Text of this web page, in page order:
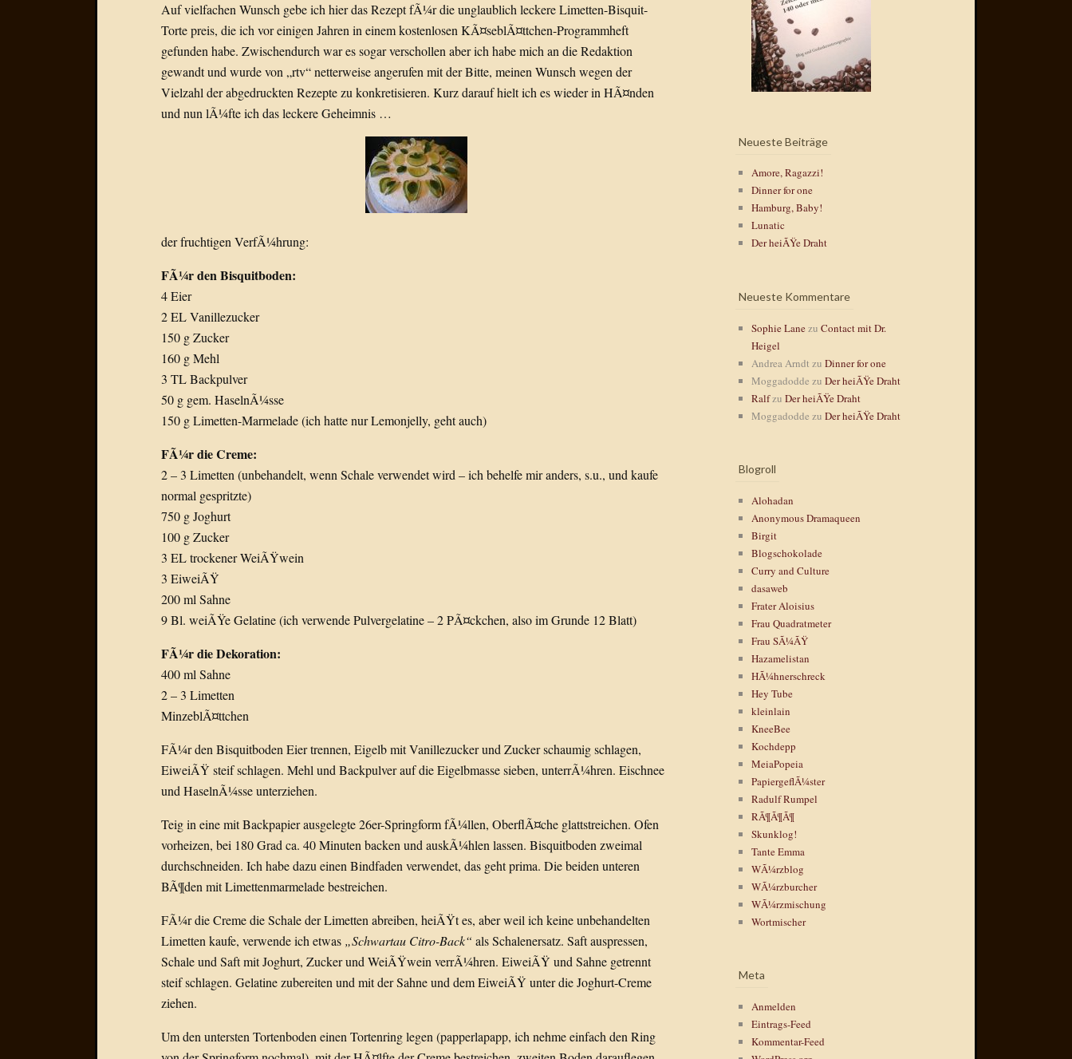
Auf vielfachen Wunsch gebe ich hier das Rezept fÃ¼r die unglaublich leckere Limetten-Bisquit-
Torte preis, die ich vor einigen Jahren in einem kostenlosen KÃ¤seblÃ¤ttchen-Programmheft
gefunden habe. Zwischendurch war es sogar verschollen aber ich habe mich an die Redaktion
gewandt und wurde von „rtv“ netterweise angerufen mit der Bitte, meinen Wunsch wegen der
Vielzahl der abgedruckten Rezepte zu konkretisieren. Kurz darauf hielt ich es wieder in HÃ¤nden
und nun lÃ¼fte ich das leckere Geheimnis …
der fruchtigen VerfÃ¼hrung:
FÃ¼r den Bisquitboden:
4 Eier
2 EL Vanillezucker
150 g Zucker
160 g Mehl
3 TL Backpulver
50 g gem. HaselnÃ¼sse
150 g Limetten-Marmelade (ich hatte nur Lemonjelly, geht auch)
FÃ¼r die Creme:
2 – 3 Limetten (unbehandelt, wenn Schale verwendet wird – ich behelfe mir anders, s.u., und kaufe
normal gespritzte)
750 g Joghurt
100 g Zucker
3 EL trockener WeiÃŸwein
3 EiweiÃŸ
200 ml Sahne
9 Bl. weiÃŸe Gelatine (ich verwende Pulvergelatine – 2 PÃ¤ckchen, also im Grunde 12 Blatt)
FÃ¼r die Dekoration:
400 ml Sahne
2 – 3 Limetten
MinzeblÃ¤ttchen
FÃ¼r den Bisquitboden Eier trennen, Eigelb mit Vanillezucker und Zucker schaumig schlagen,
EiweiÃŸ steif schlagen. Mehl und Backpulver auf die Eigelbmasse sieben, unterrÃ¼hren. Eischnee
und HaselnÃ¼sse unterziehen.
Teig in eine mit Backpapier ausgelegte 26er-Springform fÃ¼llen, OberflÃ¤che glattstreichen. Ofen
vorheizen, bei 180 Grad ca. 40 Minuten backen und auskÃ¼hlen lassen. Bisquitboden zweimal
durchschneiden. Ich habe dazu einen Bindfaden verwendet, das geht prima. Die beiden unteren
BÃ¶den mit Limettenmarmelade bestreichen.
FÃ¼r die Creme die Schale der Limetten abreiben, heiÃŸt es, aber weil ich keine unbehandelten
Limetten kaufe, verwende ich etwas „Schwartau Citro-Back“ als Schalenersatz. Saft auspressen,
Schale und Saft mit Joghurt, Zucker und WeiÃŸwein verrÃ¼hren. EiweiÃŸ und Sahne getrennt
steif schlagen. Gelatine zubereiten und mit der Sahne und dem EiweiÃŸ unter die Joghurt-Creme
ziehen.
Um den untersten Tortenboden einen Tortenring legen (papperlapapp, ich nehme einfach den Ring
Neueste Beiträge
Amore, Ragazzi!
Dinner for one
Hamburg, Baby!
Lunatic
Der heiÃŸe Draht
Neueste Kommentare
Sophie Lanezu Contact mit Dr.
Heigel
Andrea Arndt zu Dinner for one
Moggadodde zu Der heiÃŸe Draht
Ralfzu Der heiÃŸe Draht
Moggadodde zu Der heiÃŸe Draht
Blogroll
Alohadan
Anonymous Dramaqueen
Birgit
Blogschokolade
Curry and Culture
dasaweb
Frater Aloisius
Frau Quadratmeter
Frau SÃ¼ÃŸ
Hazamelistan
HÃ¼hnerschreck
Hey Tube
kleinlain
KneeBee
Kochdepp
MeiaPopeia
PapiergeflÃ¼ster
Radulf Rumpel
RÃ¶Ã¶Ã¶
Skunklog!
Tante Emma
WÃ¼rzblog
WÃ¼rzburcher
WÃ¼rzmischung
Wortmischer
Meta
Anmelden
Eintrags-Feed
Kommentar-Feed